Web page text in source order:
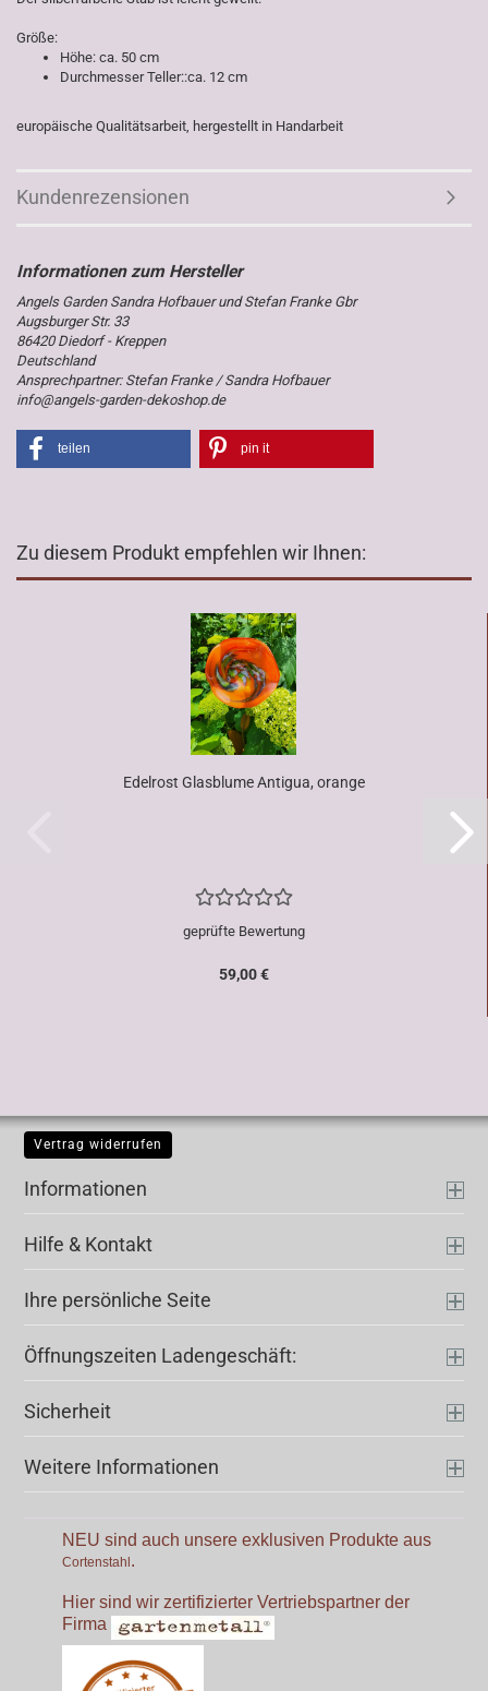
Größe:
Höhe: ca. 50 cm
Durchmesser Teller::ca. 12 cm
europäische Qualitätsarbeit, hergestellt in Handarbeit
Kundenrezensionen
Angels Garden Sandra Hofbauer und Stefan Franke Gbr
Augsburger Str. 33
86420 Diedorf - Kreppen
Deutschland
Ansprechpartner: Stefan Franke / Sandra Hofbauer
info@angels-garden-dekoshop.de
teilen pin it
Zu diesem Produkt empfehlen wir Ihnen:
Edelrost Glasblume Antigua, orange
geprüfte Bewertung
59,00 €
Vertrag widerrufen
Informationen
Hilfe & Kontakt
Ihre persönliche Seite
Öffnungszeiten Ladengeschäft:
Sicherheit
Weitere Informationen
NEU sind auch unsere exklusiven Produkte aus
Cortenstahl.
Hier sind wir zertifizierter Vertriebspartner der
Firma